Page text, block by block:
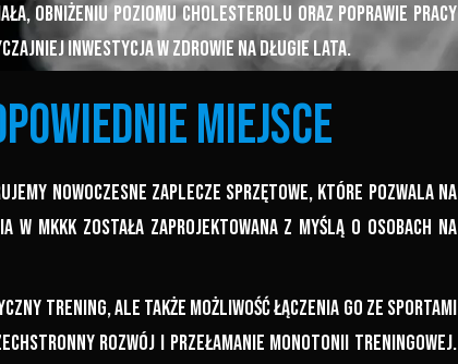
obniżeniu poziomu cholesterolu oraz poprawie pracy
inwestycja w zdrowie na długie lata.
miejsce
nowoczesne zaplecze sprzętowe, które pozwala na
MKKK została zaprojektowana z myślą o osobach na
trening, ale także możliwość łączenia go ze sportami
rozwój i przełamanie monotonii treningowej.